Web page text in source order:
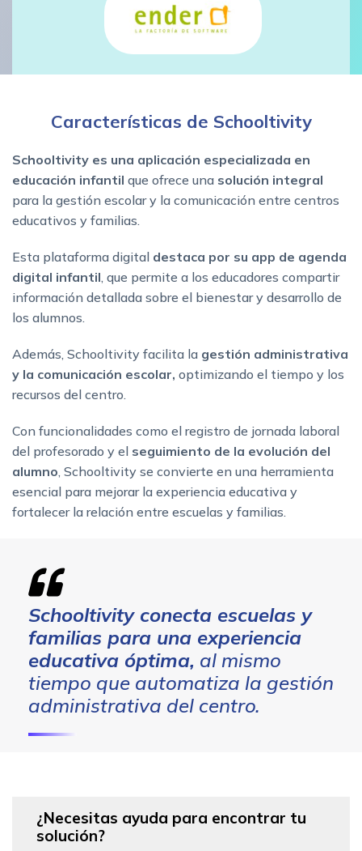
Características de Schooltivity
Schooltivity es una aplicación especializada en
educación infantil que ofrece una solución integral
para la gestión escolar y la comunicación entre centros
educativos y familias.
Esta plataforma digital destaca por su app de agenda
digital infantil , que permite a los educadores compartir
información detallada sobre el bienestar y desarrollo de
los alumnos.
Además, Schooltivity facilita la gestión administrativa
y la comunicación escolar, optimizando el tiempo y los
recursos del centro.
Con funcionalidades como el registro de jornada laboral
del profesorado y el seguimiento de la evolución del
alumno , Schooltivity se convierte en una herramienta
esencial para mejorar la experiencia educativa y
fortalecer la relación entre escuelas y familias.
Schooltivity conecta escuelas y
familias para una experiencia
educativa óptima, al mismo
tiempo que automatiza la gestión
administrativa del centro.
¿Necesitas ayuda para encontrar tu
solución?